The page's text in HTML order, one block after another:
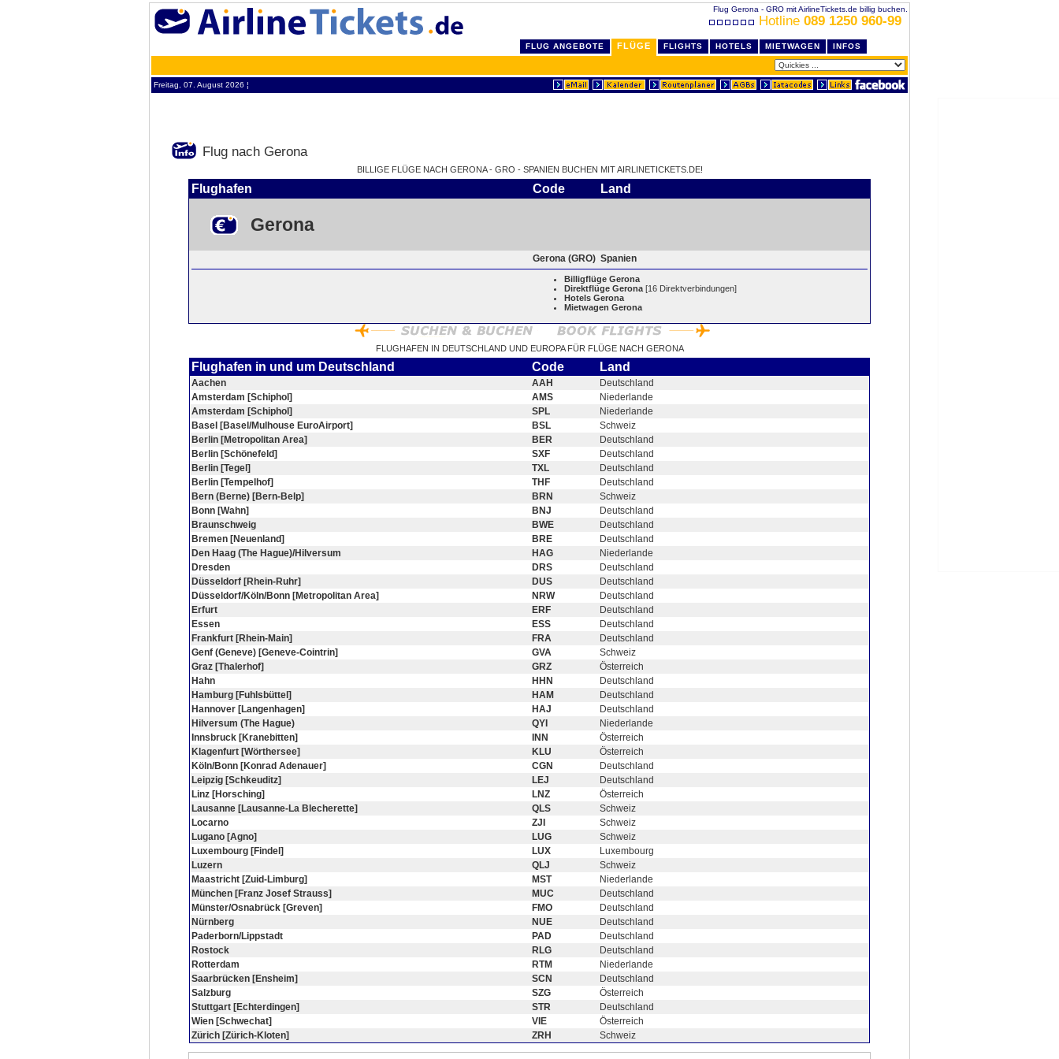
Flug Gerona - GRO mit AirlineTickets.de billig buchen.
Hotline 089 1250 960-99
FLUG ANGEBOTE FLÜGE FLIGHTS HOTELS MIETWAGEN INFOS
Freitag, 07. August 2026 ¦
Flug nach Gerona
BILLIGE FLÜGE NACH GERONA - GRO - SPANIEN BUCHEN MIT AIRLINETICKETS.DE!
Flughafen Code Land
Gerona
Gerona (GRO) Spanien
Billigflüge Gerona
Direktflüge Gerona [16 Direktverbindungen]
Hotels Gerona
Mietwagen Gerona
FLUGHAFEN IN DEUTSCHLAND UND EUROPA FÜR FLÜGE NACH GERONA
Flughafen in und um Deutschland Code Land
Aachen AAH
Deutschland
Amsterdam [Schiphol]
AMS
Niederlande
Amsterdam [Schiphol]
SPL
Niederlande
Basel [Basel/Mulhouse EuroAirport]
BSL
Schweiz
Berlin [Metropolitan Area]
BER
Deutschland
Berlin [Schönefeld]
SXF
Deutschland
Berlin [Tegel]
TXL
Deutschland
Berlin [Tempelhof]
THF
Deutschland
Bern (Berne) [Bern-Belp]
BRN
Schweiz
Bonn [Wahn]
BNJ
Deutschland
Braunschweig
BWE
Deutschland
Bremen [Neuenland]
BRE
Deutschland
Den Haag (The Hague)/Hilversum
HAG
Niederlande
Dresden
DRS
Deutschland
Düsseldorf [Rhein-Ruhr]
DUS
Deutschland
Düsseldorf/Köln/Bonn [Metropolitan Area]
NRW
Deutschland
Erfurt
ERF
Deutschland
Essen
ESS
Deutschland
Frankfurt [Rhein-Main]
FRA
Deutschland
Genf (Geneve) [Geneve-Cointrin]
GVA
Schweiz
Graz [Thalerhof]
GRZ
Österreich
Hahn
HHN
Deutschland
Hamburg [Fuhlsbüttel]
HAM
Deutschland
Hannover [Langenhagen]
HAJ
Deutschland
Hilversum (The Hague)
QYI
Niederlande
Innsbruck [Kranebitten]
INN
Österreich
Klagenfurt [Wörthersee]
KLU
Österreich
Köln/Bonn [Konrad Adenauer]
CGN
Deutschland
Leipzig [Schkeuditz]
LEJ
Deutschland
Linz [Horsching]
LNZ
Österreich
Lausanne [Lausanne-La Blecherette]
QLS
Schweiz
Locarno
ZJI
Schweiz
Lugano [Agno]
LUG
Schweiz
Luxembourg [Findel]
LUX
Luxembourg
Luzern
QLJ
Schweiz
Maastricht [Zuid-Limburg]
MST
Niederlande
München [Franz Josef Strauss]
MUC
Deutschland
Münster/Osnabrück [Greven]
FMO
Deutschland
Nürnberg
NUE
Deutschland
Paderborn/Lippstadt
PAD
Deutschland
Rostock
RLG
Deutschland
Rotterdam
RTM
Niederlande
Saarbrücken [Ensheim]
SCN
Deutschland
Salzburg
SZG
Österreich
Stuttgart [Echterdingen]
STR
Deutschland
Wien [Schwechat]
VIE
Österreich
Zürich [Zürich-Kloten]
ZRH Schweiz